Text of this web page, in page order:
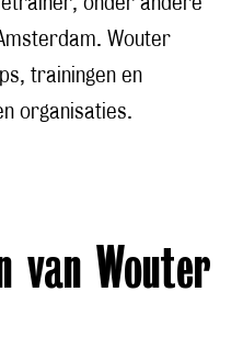
Wouter
trainingen en
organisaties.
van Wouter